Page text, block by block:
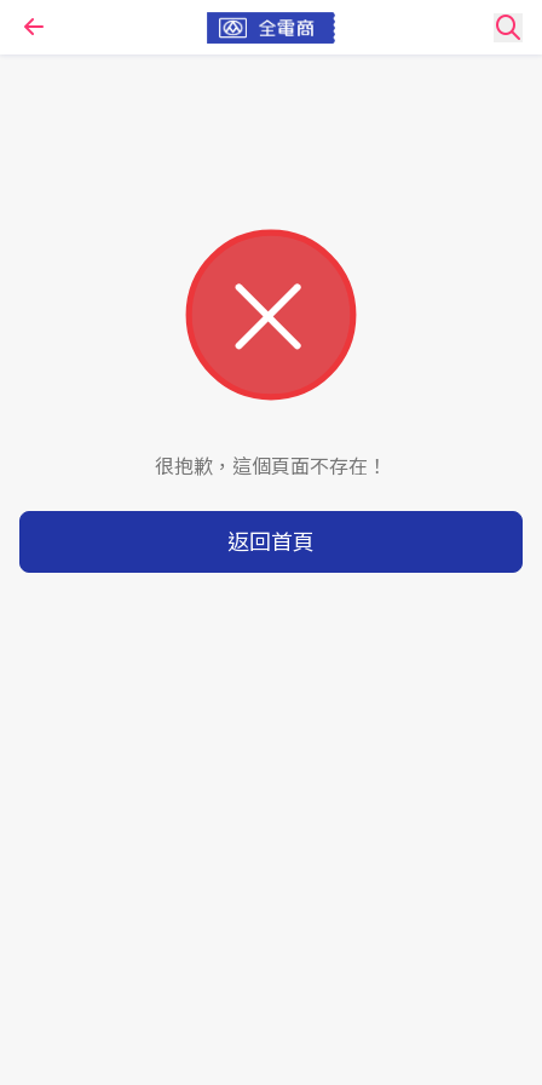
很抱歉，這個頁面不存在！
返回首頁